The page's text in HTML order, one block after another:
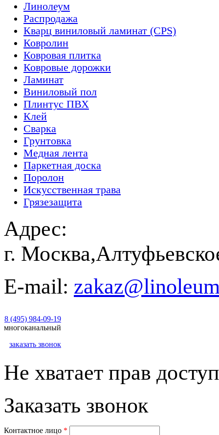
Линолеум
Распродажа
Кварц виниловый ламинат (CPS)
Ковролин
Ковровая плитка
Ковровые дорожки
Ламинат
Виниловый пол
Плинтус ПВХ
Клей
Сварка
Грунтовка
Медная лента
Паркетная доска
Поролон
Искусственная трава
Грязезащита
Адрес:
г.
E-mail:
8 (495) 984-09-19
многоканальный
заказать звонок
Не хватает прав
Заказать звонок
Контактное лицо *